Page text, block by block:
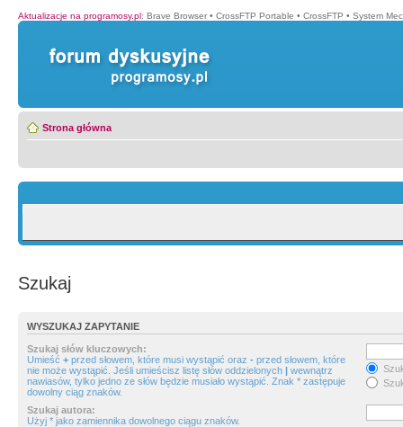
Aktualizacje na programosy.pl: Brave Browser • CrossFTP Portable • CrossFTP • System
Strona główna
Szukaj
WYSZUKAJ ZAPYTANIE
Szukaj słów kluczowych:
Umieść + przed słowem, które musi wystąpić oraz - przed słowem, które
nie może wystąpić. Jeśli umieścisz listę słów oddzielonych | wewnątrz
nawiasów, tylko jedno ze słów będzie musiało wystąpić. Znak * zastępuje
dowolny ciąg znaków.
Szukaj autora:
Użyj * jako zamiennika dowolnego ciągu znaków.